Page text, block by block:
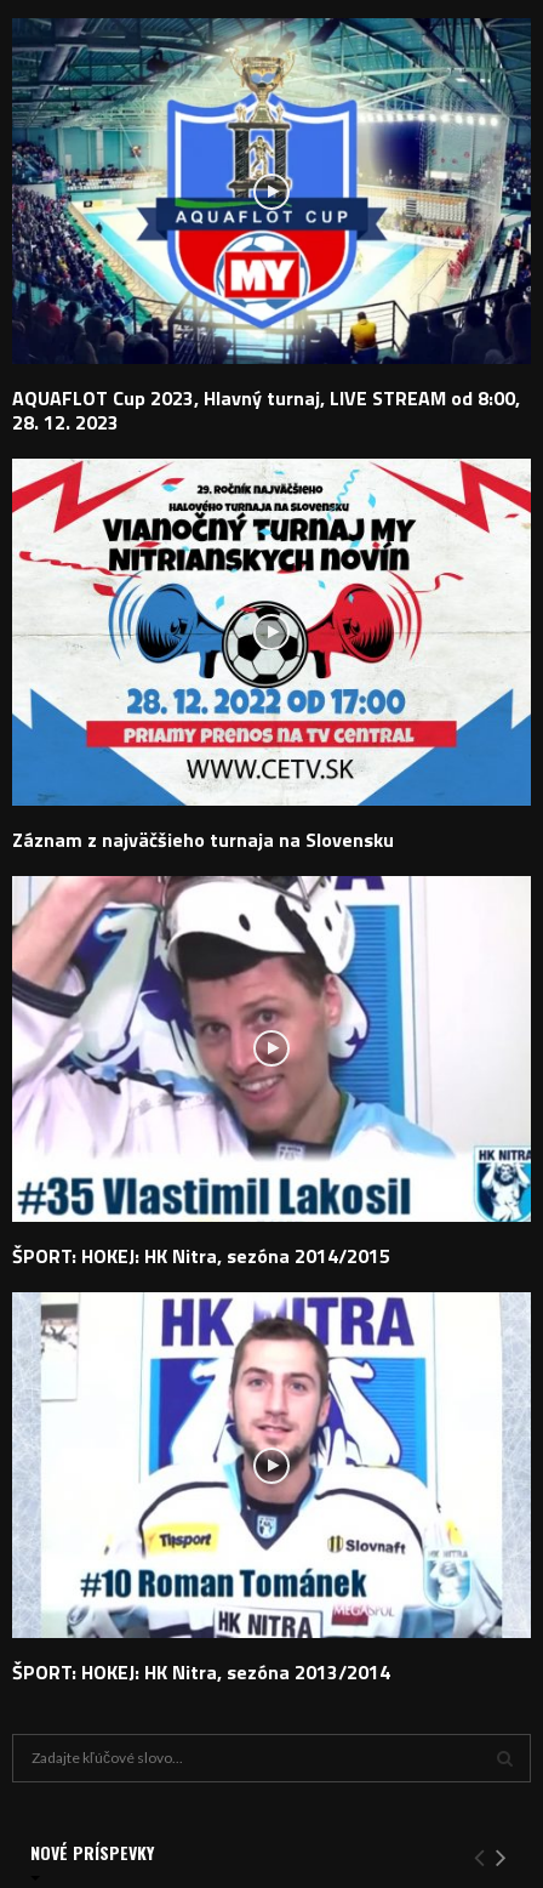
AQUAFLOT Cup 2023, Hlavný turnaj, LIVE STREAM od 8:00,
28. 12. 2023
Záznam z najväčšieho turnaja na Slovensku
ŠPORT: HOKEJ: HK Nitra, sezóna 2014/2015
ŠPORT: HOKEJ: HK Nitra, sezóna 2013/2014
Y
NOVÉ PRÍSPEVKY